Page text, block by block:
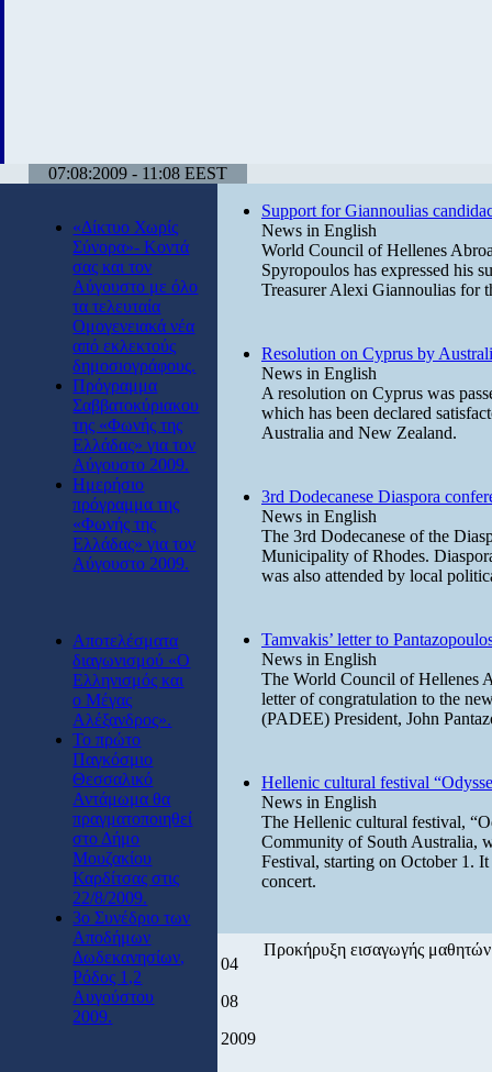
07:08:2009 - 11:08 EEST
«Δίκτυο Χωρίς
Σύνορα»- Κοντά
σας και τον
Αύγουστο με όλο
τα τελευταία
Ομογενειακά νέα
από εκλεκτούς
δημοσιογράφους.
Πρόγραμμα
Σαββατοκύριακου
της «Φωνής της
Ελλάδας» για τον
Αύγουστο 2009.
Ημερήσιο
πρόγραμμα της
«Φωνής της
Ελλάδας» για τον
Αύγουστο 2009.
Αποτελέσματα
διαγωνισμού «Ο
Ελληνισμός και
ο Μέγας
Αλέξανδρος».
Το πρώτο
Παγκόσμιο
Θεσσαλικό
Αντάμωμα θα
πραγματοποιηθεί
στο Δήμο
Μουζακίου
Καρδίτσας στις
22/8/2009.
3ο Συνέδριο των
Αποδήμων
Δωδεκανησίων,
Ρόδος 1,2
Αυγούστου
2009.
Support for Giannoulias
News in English
World Council of Hellenes
Spyropoulos has expressed his
Treasurer Alexi Giannoulias for
Resolution on Cyprus by
News in English
A resolution on Cyprus was
which has been declared
Australia and New Zealand.
3rd Dodecanese Diaspora
News in English
The 3rd Dodecanese of the
Municipality of Rhodes.
was also attended by local
Tamvakis’ letter to
News in English
The World Council of Hellenes
letter of congratulation to the
(PADEE) President, John
Hellenic cultural festival
News in English
The Hellenic cultural festival,
Community of South Australia,
Festival, starting on October 1.
concert.
04
08
2009
Προκήρυξη εισαγωγής